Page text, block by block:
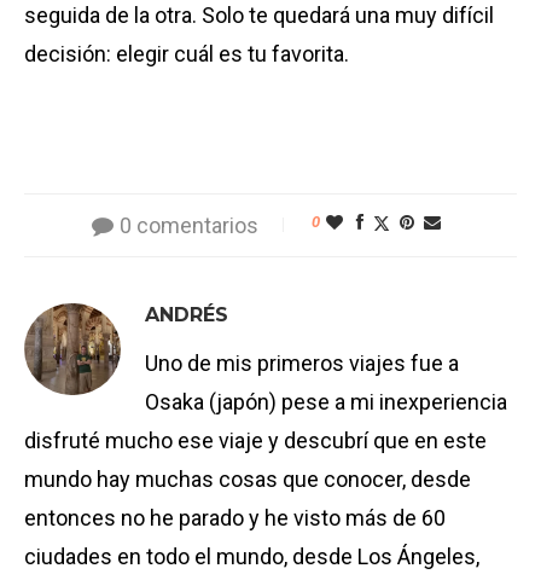
seguida de la otra. Solo te quedará una muy difícil
decisión: elegir cuál es tu favorita.
0 comentarios 0
ANDRÉS
Uno de mis primeros viajes fue a
Osaka (japón) pese a mi inexperiencia
disfruté mucho ese viaje y descubrí que en este
mundo hay muchas cosas que conocer, desde
entonces no he parado y he visto más de 60
ciudades en todo el mundo, desde Los Ángeles,